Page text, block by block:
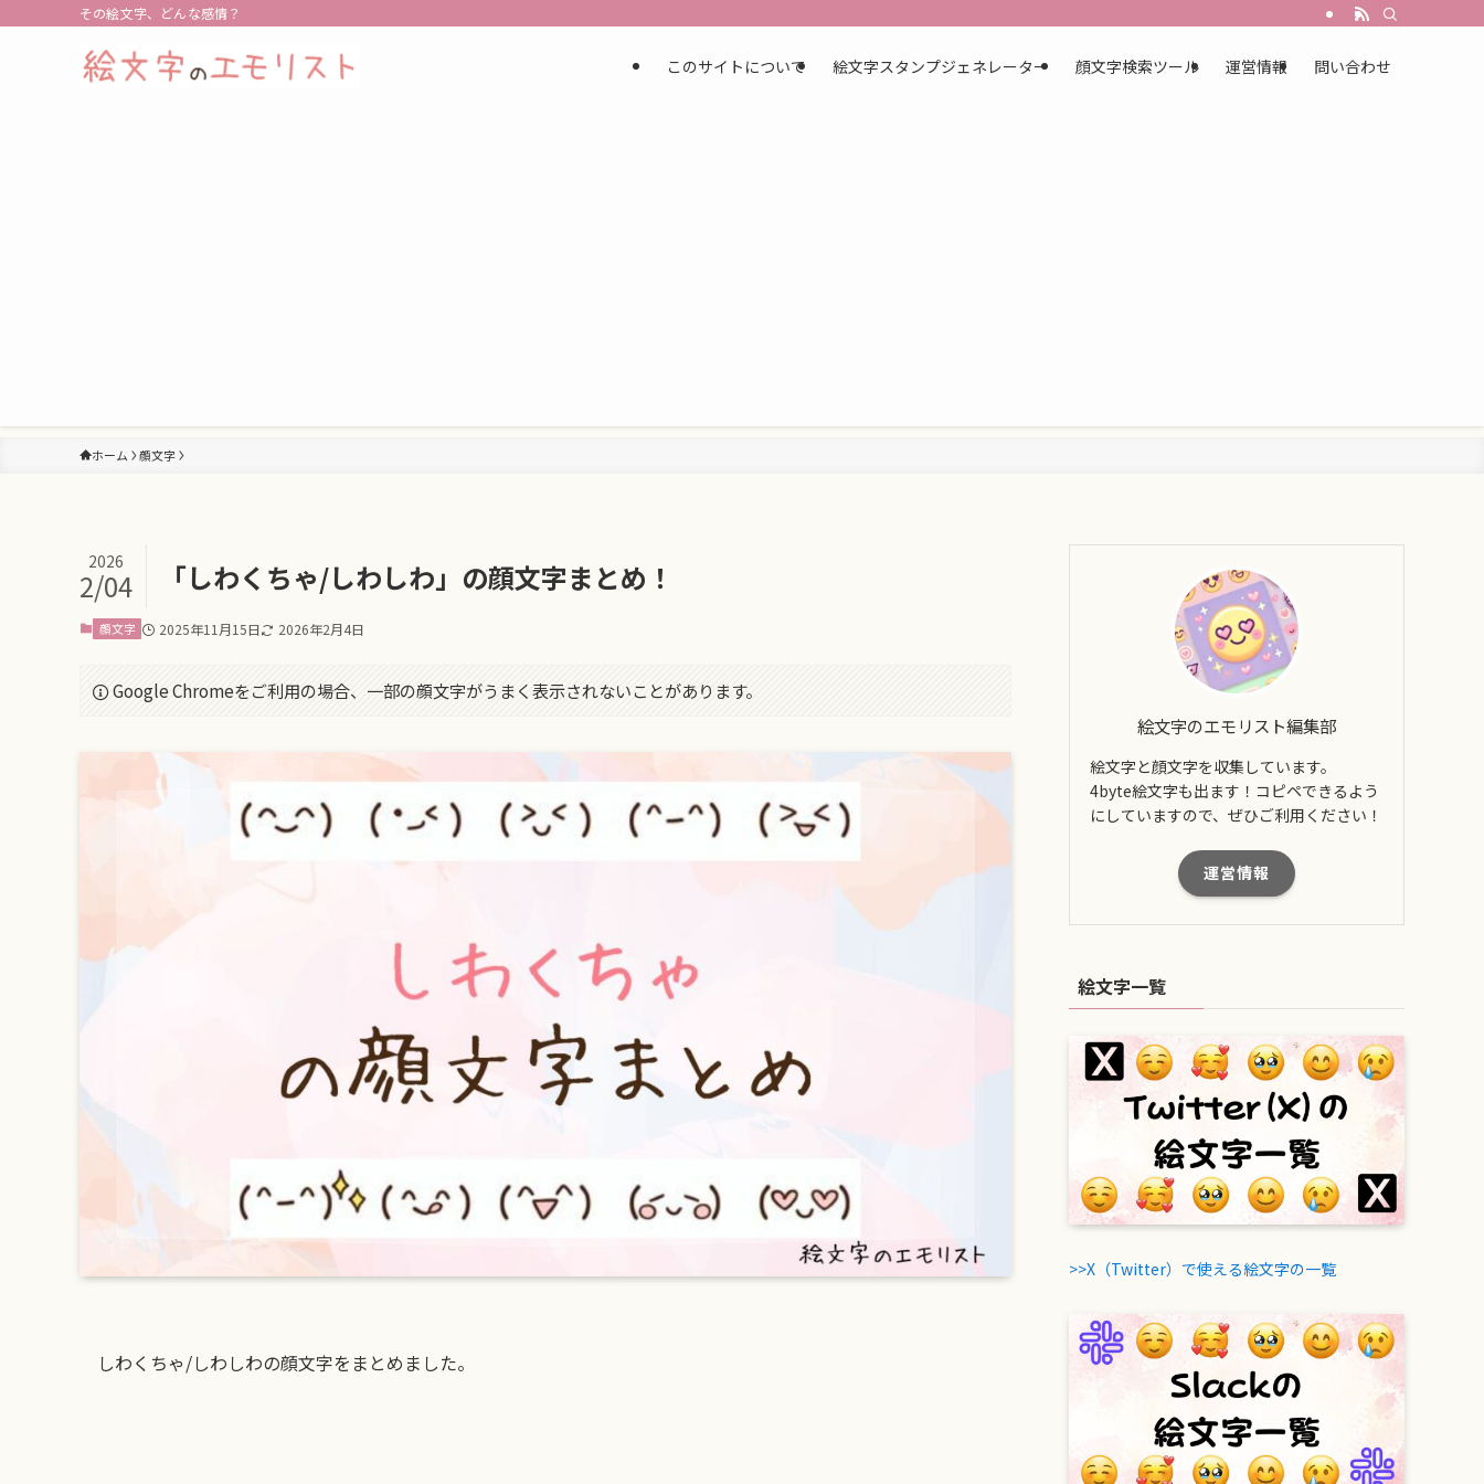
その絵文字、どんな感情？
このサイトについて 絵文字スタンプジェネレーター 顔文字検索ツール 運営情報 問い合わせ
ホーム 顔文字
「しわくちゃ/しわしわ」の顔文字まとめ！
2026
2/04
顔文字 2025年11月15日 2026年2月4日
Google Chromeをご利用の場合、一部の顔文字がうまく表示されないことがあります。
しわくちゃ/しわしわの顔文字をまとめました。
絵文字のエモリスト編集部
絵文字と顔文字を収集しています。
4byte絵文字も出ます！コピペできるよう
にしていますので、ぜひご利用ください！
運営情報
絵文字一覧
>>X（Twitter）で使える絵文字の一覧